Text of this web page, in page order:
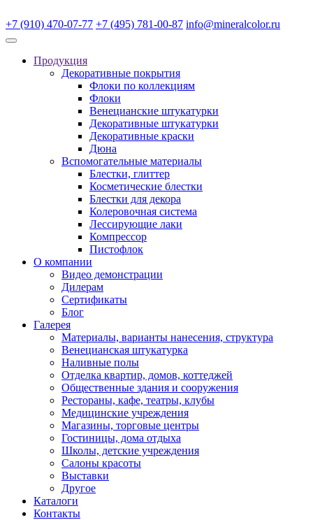
+7 (910) 470-07-77 +7 (495) 781-00-87 info@mineralcolor.ru
Продукция
Декоративные покрытия
Флоки по коллекциям
Флоки
Венецианские штукатурки
Декоративные штукатурки
Декоративные краски
Дюна
Вспомогательные материалы
Блестки, глиттер
Косметические блестки
Блестки для декора
Колеровочная система
Лессирующие лаки
Компрессор
Пистофлок
О компании
Видео демонстрации
Дилерам
Сертификаты
Блог
Галерея
Материалы, варианты нанесения, структура
Венецианская штукатурка
Наливные полы
Отделка квартир, домов, коттеджей
Общественные здания и сооружения
Рестораны, кафе, театры, клубы
Медицинские учреждения
Магазины, торговые центры
Гостиницы, дома отдыха
Школы, детские учреждения
Салоны красоты
Выставки
Другое
Каталоги
Контакты